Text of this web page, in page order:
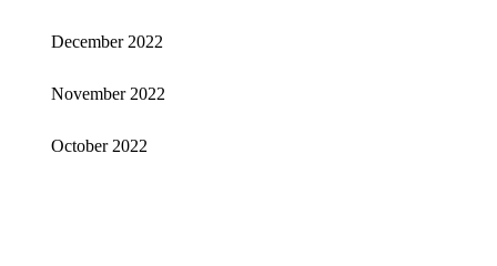
December 2022
November 2022
October 2022